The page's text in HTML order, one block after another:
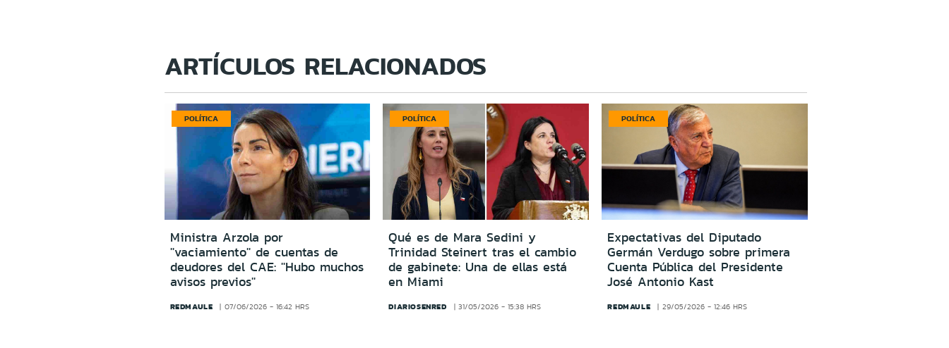
ARTÍCULOS RELACIONADOS
POLÍTICA
Ministra Arzola por
''vaciamiento'' de cuentas de
deudores del CAE: ''Hubo muchos
avisos previos''
REDMAULE 07/06/2026 - 16:42 HRS
POLÍTICA
Qué es de Mara Sedini y
Trinidad Steinert tras el cambio
de gabinete: Una de ellas está
en Miami
DIARIOSENRED 31/05/2026 - 15:38 HRS
POLÍTICA
Expectativas del Diputado
Germán Verdugo sobre primera
Cuenta Pública del Presidente
José Antonio Kast
REDMAULE 29/05/2026 - 12:46 HRS